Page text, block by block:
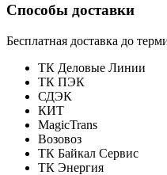
Способы доставки
Бесплатная доставка до
ТК Деловые Линии
ТК ПЭК
СДЭК
КИТ
MagicTrans
Возовоз
ТК Байкал Сервис
ТК Энергия